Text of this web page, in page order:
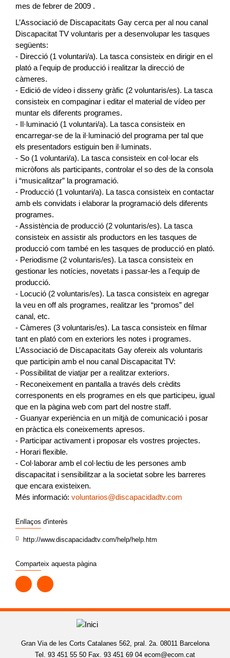
mes de febrer de 2009 .
L’Associació de Discapacitats Gay cerca per al nou canal
Discapacitat TV voluntaris per a desenvolupar les tasques
següents:
- Direcció (1 voluntari/a). La tasca consisteix en dirigir en el
plató a l'equip de producció i realitzar la direcció de
càmeres.
- Edició de vídeo i disseny gràfic (2 voluntaris/es). La tasca
consisteix en compaginar i editar el material de vídeo per
muntar els diferents programes.
- Il·luminació (1 voluntari/a). La tasca consisteix en
encarregar-se de la il·luminació del programa per tal que
els presentadors estiguin ben il·luminats.
- So (1 voluntari/a). La tasca consisteix en col·locar els
micròfons als participants, controlar el so des de la consola
i “musicalitzar” la programació.
- Producció (1 voluntari/a). La tasca consisteix en contactar
amb els convidats i elaborar la programació dels diferents
programes.
- Assistència de producció (2 voluntaris/es). La tasca
consisteix en assistir als productors en les tasques de
producció com també en les tasques de producció en plató.
- Periodisme (2 voluntaris/es). La tasca consisteix en
gestionar les notícies, novetats i passar-les a l'equip de
producció.
- Locució (2 voluntaris/es). La tasca consisteix en agregar
la veu en off als programes, realitzar les “promos” del
canal, etc.
- Càmeres (3 voluntaris/es). La tasca consisteix en filmar
tant en plató com en exteriors les notes i programes.
L’Associació de Discapacitats Gay ofereix als voluntaris
que participin amb el nou canal Discapacitat TV:
- Possibilitat de viatjar per a realitzar exteriors.
- Reconeixement en pantalla a través dels crèdits
corresponents en els programes en els que participeu, igual
que en la pàgina web com part del nostre staff.
- Guanyar experiència en un mitjà de comunicació i posar
en pràctica els coneixements apresos.
- Participar activament i proposar els vostres projectes.
- Horari flexible.
- Col·laborar amb el col·lectiu de les persones amb
discapacitat i sensibilitzar a la societat sobre les barreres
que encara existeixen.
Més informació: voluntarios@discapacidadtv.com
Enllaços d'interès
http://www.discapacidadtv.com/help/help.htm
Comparteix aquesta pàgina
Gran Via de les Corts Catalanes 562, pral. 2a. 08011 Barcelona
Tel. 93 451 55 50 Fax. 93 451 69 04 ecom@ecom.cat